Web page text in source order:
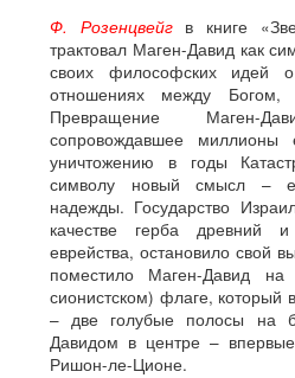
Ф. Розенцвейг в книге
трактовал Маген-Давид как
своих философских идей
отношениях между
Превращение Маген-
сопровождавшее
уничтожению в годы
символу новый смысл –
надежды. Государство
качестве герба древний
еврейства, остановило свой
поместило Маген-Давид на
сионистском) флаге, который
– две голубые полосы на
Давидом в центре –
Ришон-ле-Ционе.